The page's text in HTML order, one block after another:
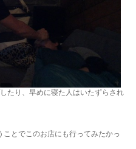
たり、早めに寝た人はいたずらされ
とでこのお店にも行ってみたかっ